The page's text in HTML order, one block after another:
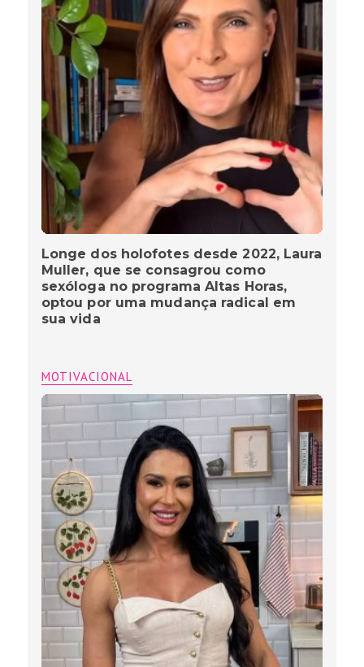
Longe dos holofotes desde 2022, Laura
Muller, que se consagrou como
sexóloga no programa Altas Horas,
optou por uma mudança radical em
sua vida
MOTIVACIONAL